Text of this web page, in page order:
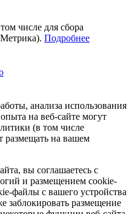
числе для сбора
Подробнее
анализа использования
на веб-сайте могут
(в том числе
размещать на вашем
вы соглашаетесь с
и размещением cookie-
файлы с вашего устройства
заблокировать размещение